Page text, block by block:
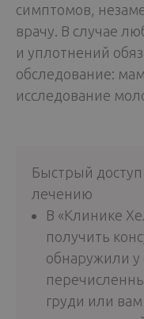
симптомов,
врачу. В случае
и уплотнений
обследование:
исследование
Быстрый
лечению
В «Клинике
получить
обнаружили у
груди или